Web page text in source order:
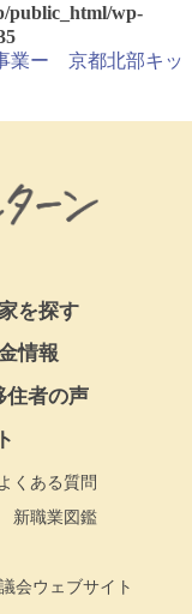
public_html/wp-
業ー 京都北部キッ
を探す
情報
住者の声
くある質問
新職業図鑑
会ウェブサイト